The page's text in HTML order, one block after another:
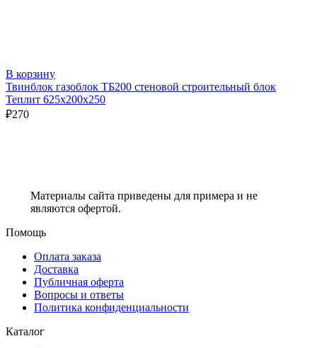
В корзину
Твинблок газоблок ТБ200 стеновой строительный блок
Теплит 625х200х250
₽270
Материалы сайта приведены для примера и не
являются офертой.
Помощь
Оплата заказа
Доставка
Публичная оферта
Вопросы и ответы
Политика конфиденциальности
Каталог